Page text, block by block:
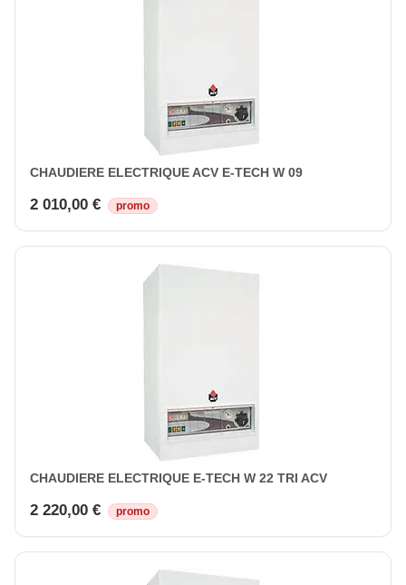
CHAUDIERE ELECTRIQUE ACV E-TECH W 09
2 010,00 € promo
CHAUDIERE ELECTRIQUE E-TECH W 22 TRI ACV
2 220,00 € promo